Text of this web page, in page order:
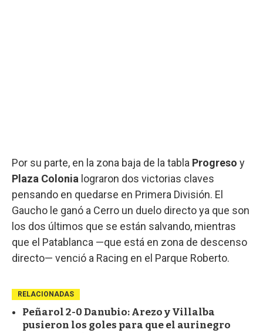
Por su parte, en la zona baja de la tabla Progreso y
Plaza Colonia lograron dos victorias claves
pensando en quedarse en Primera División. El
Gaucho le ganó a Cerro un duelo directo ya que son
los dos últimos que se están salvando, mientras
que el Patablanca —que está en zona de descenso
directo— venció a Racing en el Parque Roberto.
RELACIONADAS
Peñarol 2-0 Danubio: Arezo y Villalba
pusieron los goles para que el aurinegro